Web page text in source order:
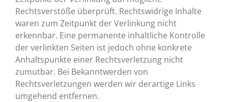
Rechtsverstöße überprüft. Rechtswidrige Inhalte
waren zum Zeitpunkt der Verlinkung nicht
erkennbar. Eine permanente inhaltliche Kontrolle
der verlinkten Seiten ist jedoch ohne konkrete
Anhaltspunkte einer Rechtsverletzung nicht
zumutbar. Bei Bekanntwerden von
Rechtsverletzungen werden wir derartige Links
umgehend entfernen.